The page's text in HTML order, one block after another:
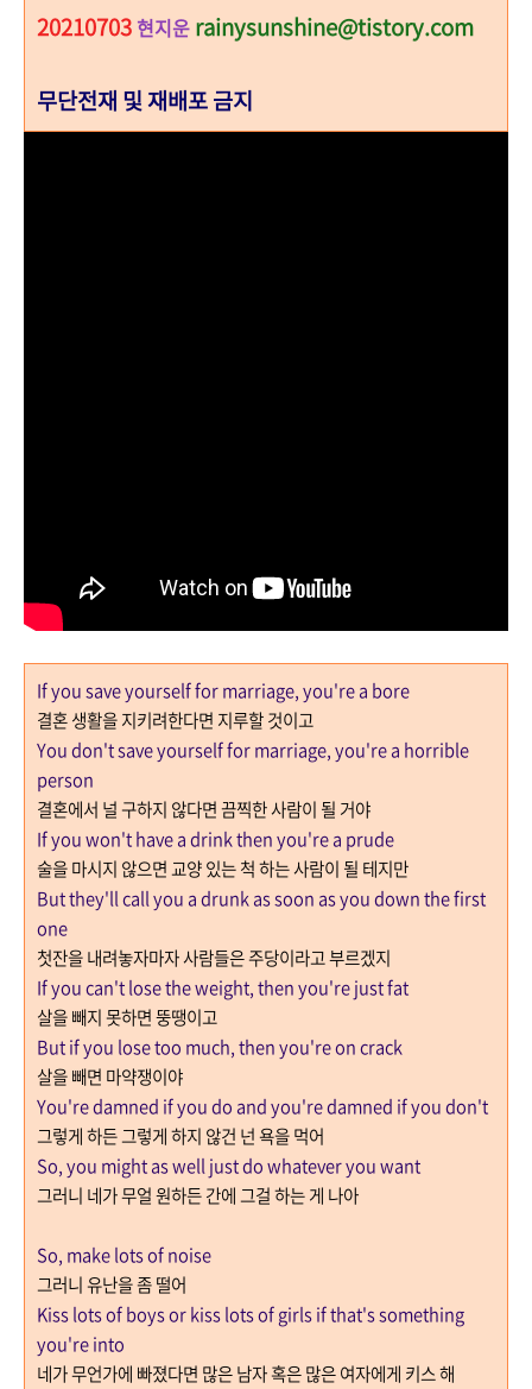
20210703 현지운 rainysunshine@tistory.com
무단전재 및 재배포 금지
If you save yourself for marriage, you're a bore
결혼 생활을 지키려한다면 지루할 것이고
You don't save yourself for marriage, you're a horrible
person
결혼에서 널 구하지 않다면 끔찍한 사람이 될 거야
If you won't have a drink then you're a prude
술을 마시지 않으면 교양 있는 척 하는 사람이 될 테지만
But they'll call you a drunk as soon as you down the first
one
첫잔을 내려놓자마자 사람들은 주당이라고 부르겠지
If you can't lose the weight, then you're just fat
살을 빼지 못하면 뚱땡이고
But if you lose too much, then you're on crack
살을 빼면 마약쟁이야
You're damned if you do and you're damned if you don't
그렇게 하든 그렇게 하지 않건 넌 욕을 먹어
So, you might as well just do whatever you want
그러니 네가 무얼 원하든 간에 그걸 하는 게 나아
So, make lots of noise
그러니 유난을 좀 떨어
Kiss lots of boys or kiss lots of girls if that's something
you're into
네가 무언가에 빠졌다면 많은 남자 혹은 많은 여자에게 키스 해